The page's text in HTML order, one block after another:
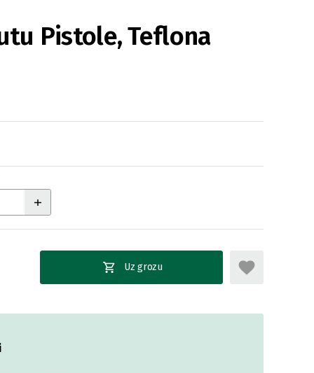
Pistole, Teflona
Uz grozu